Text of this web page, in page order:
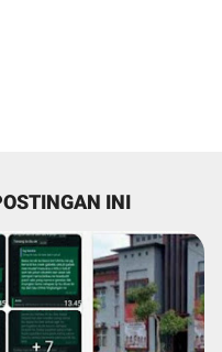
INI